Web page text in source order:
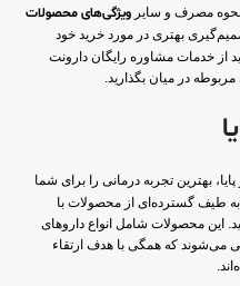
نحوه مصرف و سایر ویژگی‌های محصولات
بهتری در مورد خرید خود
از خدمات مشاوره رایگان دارونت
در میان بگذارید.
بهترین تجربه درمانی را برای شما
به طیف گسترده‌ای از محصولات با
این محصولات شامل انواع داروهای
می‌شوند که همگی با هدف ارتقاء